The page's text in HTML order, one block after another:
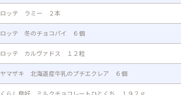
ロッテ ラミー ２本
ロッテ 冬のチョコパイ ６個
ロッテ カルヴァドス １２粒
ヤマザキ 北海道産牛乳のプチエクレア ６個
くらし良好 ミルクチョコレートひとくち １９２ｇ